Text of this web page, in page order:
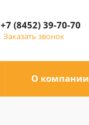
+7 (8452) 39-70-70
Заказать звонок
О компании